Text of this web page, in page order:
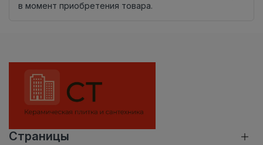
в момент приобретения товара.
Страницы